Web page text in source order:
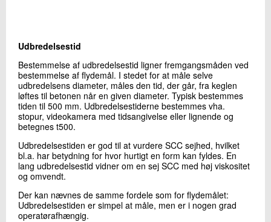
Udbredelsestid
Bestemmelse af udbredelsestid ligner fremgangsmåden ved
bestemmelse af flydemål. I stedet for at måle selve
udbredelsens diameter, måles den tid, der går, fra keglen
løftes til betonen når en given diameter. Typisk bestemmes
tiden til 500 mm. Udbredelsestiderne bestemmes vha.
stopur, videokamera med tidsangivelse eller lignende og
betegnes t500.
Udbredelsestiden er god til at vurdere SCC sejhed, hvilket
bl.a. har betydning for hvor hurtigt en form kan fyldes. En
lang udbredelsestid vidner om en sej SCC med høj viskositet
og omvendt.
Der kan nævnes de samme fordele som for flydemålet:
Udbredelsestiden er simpel at måle, men er i nogen grad
operatørafhængig.